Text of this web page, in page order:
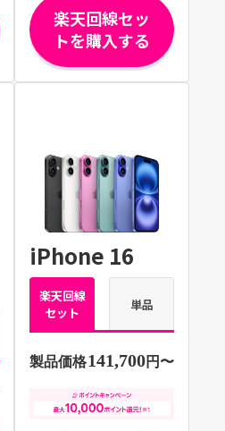
楽天回線セッ
トを購入する
iPhone 16
楽天回線
セット
単品
製品価格141,700円〜